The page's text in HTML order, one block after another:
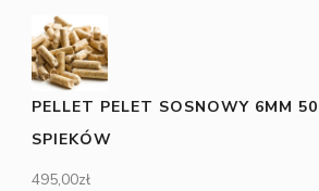
PELLET PELET SOSNOWY 6MM
SPIEKÓW
495,00zł